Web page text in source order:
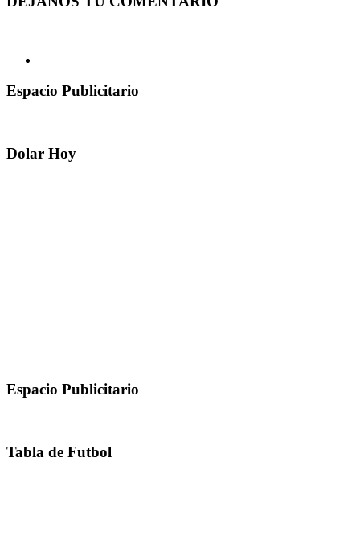
Espacio Publicitario
Dolar Hoy
Espacio Publicitario
Tabla de Futbol